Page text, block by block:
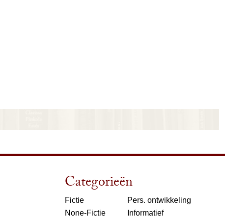
Categorieën
Fictie
None-Fictie
Pers. ontwikkeling
Informatief